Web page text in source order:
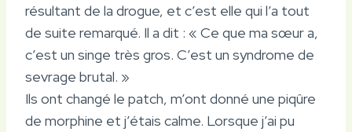
résultant de la drogue, et c’est elle qui l’a tout
de suite remarqué. Il a dit : « Ce que ma sœur a,
c’est un singe très gros. C’est un syndrome de
sevrage brutal. »
Ils ont changé le patch, m’ont donné une piqûre
de morphine et j’étais calme. Lorsque j’ai pu